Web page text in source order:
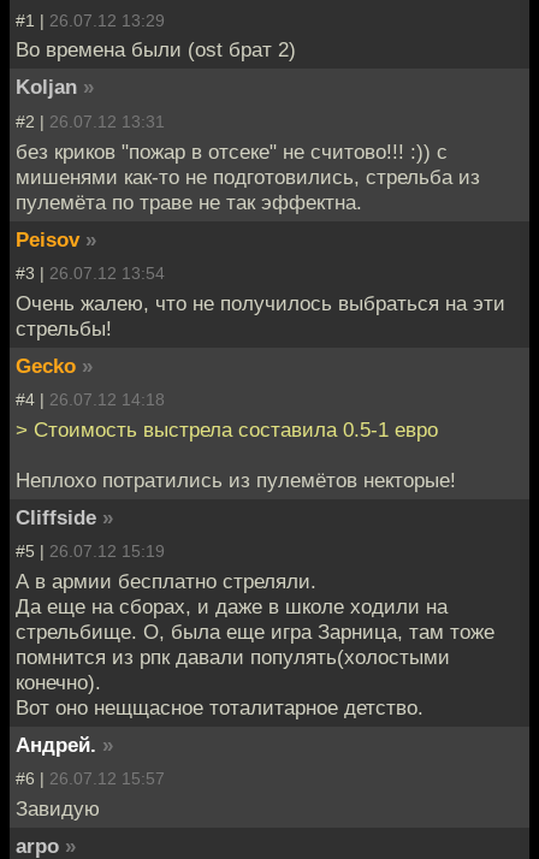
#1 | 26.07.12 13:29
Во времена были (ost брат 2)
Koljan »
#2 | 26.07.12 13:31
без криков "пожар в отсеке" не считово!!! :)) с
мишенями как-то не подготовились, стрельба из
пулемёта по траве не так эффектна.
Peisov »
#3 | 26.07.12 13:54
Очень жалею, что не получилось выбраться на эти
стрельбы!
Gecko »
#4 | 26.07.12 14:18
> Стоимость выстрела составила 0.5-1 евро
Неплохо потратились из пулемётов некторые!
Cliffside »
#5 | 26.07.12 15:19
А в армии бесплатно стреляли.
Да еще на сборах, и даже в школе ходили на
стрельбище. О, была еще игра Зарница, там тоже
помнится из рпк давали популять(холостыми
конечно).
Вот оно нещщасное тоталитарное детство.
Андрей. »
#6 | 26.07.12 15:57
Завидую
arpo »